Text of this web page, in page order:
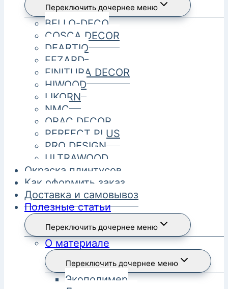
Переключить дочернее меню
BELLO-DECO
COSCA DECOR
DEARTIO
FEZARD
FINITURA DECOR
HIWOOD
LIKORN
NMC
ORAC DECOR
PERFECT PLUS
PRO DESIGN
ULTRAWOOD
Окраска плинтусов
Как оформить заказ
Доставка и самовывоз
Полезные статьи
Переключить дочернее меню
О материале
Переключить дочернее меню
Экополимер